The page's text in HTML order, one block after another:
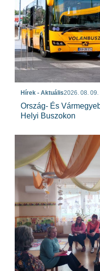
Hírek - Aktuális2026. 08. 09.
Ország- És
Helyi Buszokon